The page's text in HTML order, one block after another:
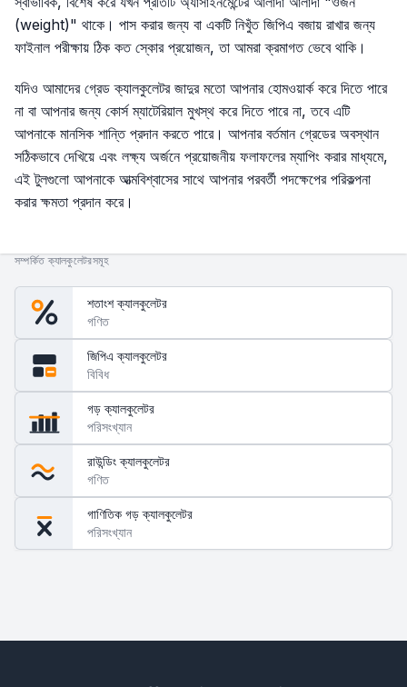
(weight)" থাকে। পাস করার জন্য বা একটি নিখুঁত জিপিএ বজায় রাখার জন্য
ফাইনাল পরীক্ষায় ঠিক কত স্কোর প্রয়োজন, তা আমরা ক্রমাগত ভেবে থাকি।
যদিও আমাদের গ্রেড ক্যালকুলেটর জাদুর মতো আপনার হোমওয়ার্ক করে দিতে পারে
না বা আপনার জন্য কোর্স ম্যাটেরিয়াল মুখস্থ করে দিতে পারে না, তবে এটি
আপনাকে মানসিক শান্তি প্রদান করতে পারে। আপনার বর্তমান গ্রেডের অবস্থান
সঠিকভাবে দেখিয়ে এবং লক্ষ্য অর্জনে প্রয়োজনীয় ফলাফলের ম্যাপিং করার মাধ্যমে,
এই টুলগুলো আপনাকে আত্মবিশ্বাসের সাথে আপনার পরবর্তী পদক্ষেপের পরিকল্পনা
করার ক্ষমতা প্রদান করে।
সম্পর্কিত ক্যালকুলেটরসমূহ
শতাংশ ক্যালকুলেটর
গণিত
জিপিএ ক্যালকুলেটর
বিবিধ
গড় ক্যালকুলেটর
পরিসংখ্যান
রাউন্ডিং ক্যালকুলেটর
গণিত
গাণিতিক গড় ক্যালকুলেটর
পরিসংখ্যান